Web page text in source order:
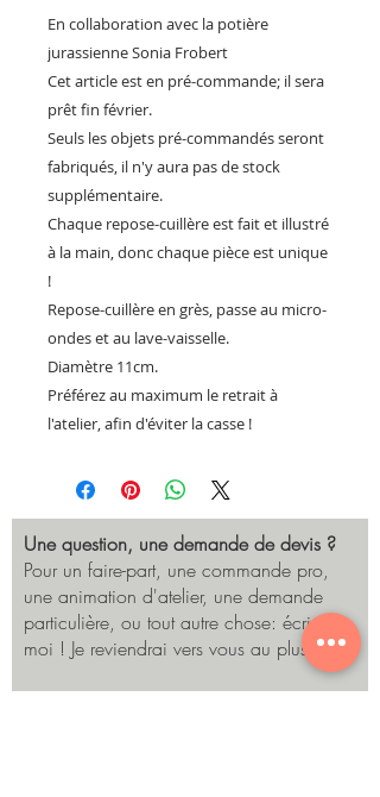
En collaboration avec la potière
jurassienne Sonia Frobert
Cet article est en pré-commande; il sera
prêt fin février.
Seuls les objets pré-commandés seront
fabriqués, il n'y aura pas de stock
supplémentaire.
Chaque repose-cuillère est fait et illustré
à la main, donc chaque pièce est unique
!
Repose-cuillère en grès, passe au micro-
ondes et au lave-vaisselle.
Diamètre 11cm.
Préférez au maximum le retrait à
l'atelier, afin d'éviter la casse !
Une question, une demande de devis ?
Pour un faire-part, une commande pro,
une animation d'atelier, une demande
particulière, ou tout autre chose: écrivez-
moi ! Je reviendrai vers vous au plus vite.